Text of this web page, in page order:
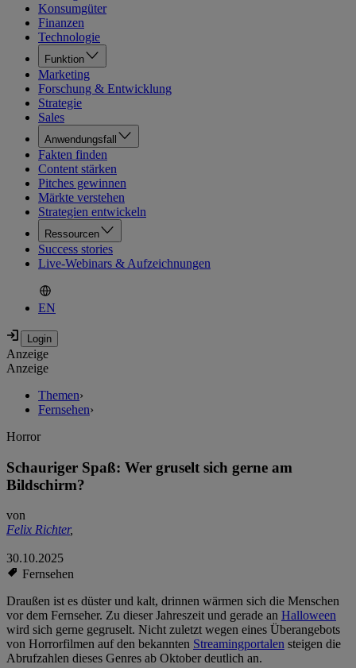
Konsumgüter
Finanzen
Technologie
Funktion
Marketing
Forschung & Entwicklung
Strategie
Sales
Anwendungsfall
Fakten finden
Content stärken
Pitches gewinnen
Märkte verstehen
Strategien entwickeln
Ressourcen
Success stories
Live-Webinars & Aufzeichnungen
EN
Anzeige
Anzeige
Themen›
Fernsehen›
Horror
Schauriger Spaß: Wer gruselt sich gerne am
Bildschirm?
von
Felix Richter,
30.10.2025
Fernsehen
Draußen ist es düster und kalt, drinnen wärmen sich die Menschen
vor dem Fernseher. Zu dieser Jahreszeit und gerade an Halloween
wird sich gerne gegruselt. Nicht zuletzt wegen eines Überangebots
von Horrorfilmen auf den bekannten Streamingportalen steigen die
Abrufzahlen dieses Genres ab Oktober deutlich an.